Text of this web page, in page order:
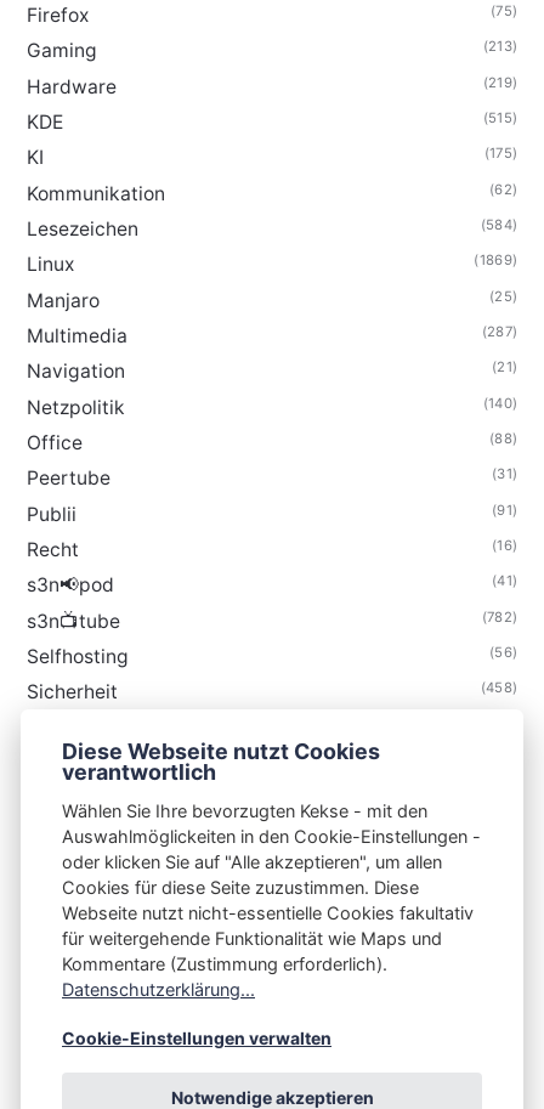
Firefox (75)
Gaming (213)
Hardware (219)
KDE (515)
KI (175)
Kommunikation (62)
Lesezeichen (584)
Linux (1869)
Manjaro (25)
Multimedia (287)
Navigation (21)
Netzpolitik (140)
Office (88)
Peertube (31)
Publii (91)
Recht (16)
s3n📢pod (41)
s3n📺tube (782)
Selfhosting (56)
Sicherheit (458)
Thunderbird
S3N🧩NET
Integrating Open-Source Blog Network (iOSBN)
Impressum
Kontakt
Diese Webseite nutzt Cookies
verantwortlich
Wählen Sie Ihre bevorzugten Kekse - mit den
Auswahlmöglickeiten in den Cookie-Einstellungen -
oder klicken Sie auf "Alle akzeptieren", um allen
Cookies für diese Seite zuzustimmen. Diese
Webseite nutzt nicht-essentielle Cookies fakultativ
für weitergehende Funktionalität wie Maps und
Kommentare (Zustimmung erforderlich).
Datenschutzerklärung...
Cookie-Einstellungen verwalten
Notwendige akzeptieren